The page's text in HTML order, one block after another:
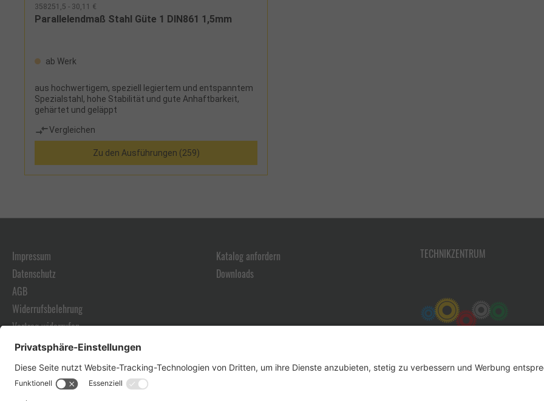
358251,5 - 30,11 €
Parallelendmaß Stahl Güte 1 DIN861 1,5mm
ab Werk
aus hochwertigem, speziell legiertem und entspanntem
Spezialstahl, hohe Stabilität und gute Anhaftbarkeit,
gehärtet und geläppt
Vergleichen
Zu den Ausführungen (259)
Impressum
Datenschutz
AGB
Widerrufsbelehrung
Vertrag widerrufen
Katalog anfordern
Downloads
TECHNIKZENTRUM